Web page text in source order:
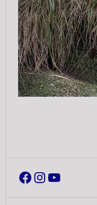
Facebook
Instagram
YouTube